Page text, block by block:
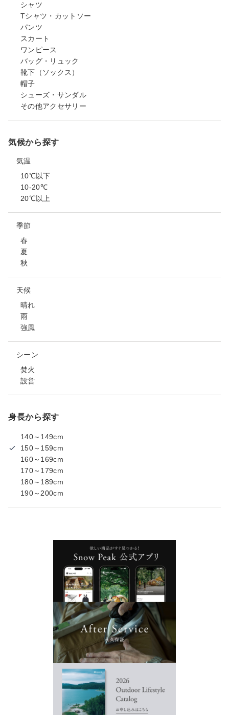
シャツ
Tシャツ・カットソー
パンツ
スカート
ワンピース
バッグ・リュック
靴下（ソックス）
帽子
シューズ・サンダル
その他アクセサリー
気候から探す
気温
10℃以下
10-20℃
20℃以上
季節
春
夏
秋
天候
晴れ
雨
強風
シーン
焚火
設営
身長から探す
140～149cm
150～159cm
160～169cm
170～179cm
180～189cm
190～200cm